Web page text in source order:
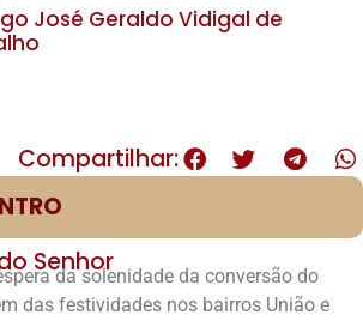
José Geraldo Vidigal de
Compartilhar:
Senhor
da solenidade da conversão do
das festividades nos bairros União e